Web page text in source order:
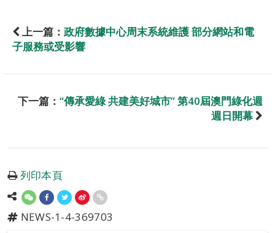
上一篇： 政府數據中心周末系統維護 部分網站和電
子服務或受影響
下一篇： “傳承愛綠 共建美好城市” 第40屆澳門綠化週
週日開幕
列印本頁
NEWS-1-4-369703